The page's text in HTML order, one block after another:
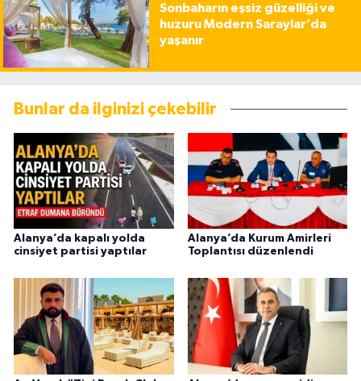
Sonbaharın eşsiz güzelliği ve
huzuru Modern Saraylar’da
yaşanır
Bunlar da ilginizi çekebilir
Alanya’da kapalı yolda
cinsiyet partisi yaptılar
Alanya’da Kurum Amirleri
Toplantısı düzenlendi